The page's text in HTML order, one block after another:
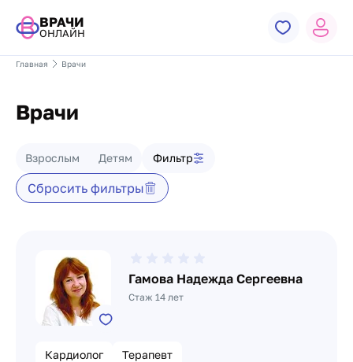
ВРАЧИ
ОНЛАЙН
Главная Врачи
Врачи
Фильтр врачей
Взрослым Детям Фильтр
Сбросить фильтры
Гамова Надежда Сергеевна
Стаж 14 лет
Кардиолог
Терапевт